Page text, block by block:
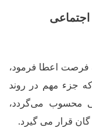
فرصت اعطا فرمود،
جزء مهم در روند
محسوب میگردد،
قرار می گیرد.